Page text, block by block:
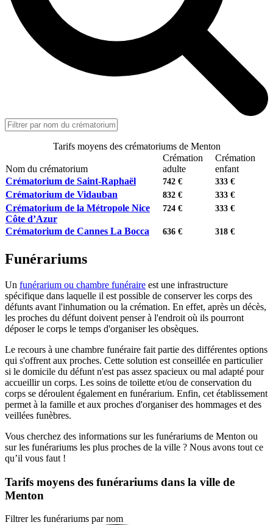
Tarifs moyens des crématoriums de Menton
Nom du crématorium
Crémation
adulte
Crémation
enfant
Crématorium de Saint-Raphaël
742 € 333 €
Crématorium de Vidauban 832 € 333 €
Crématorium de la Métropole Nice
Côte d’Azur
724 € 333 €
Crématorium de Cannes La Bocca 636 € 318 €
Funérariums
Un funérarium ou chambre funéraire est une infrastructure
spécifique dans laquelle il est possible de conserver les corps des
défunts avant l'inhumation ou la crémation. En effet, après un décès,
les proches du défunt doivent penser à l'endroit où ils pourront
déposer le corps le temps d'organiser les obsèques.
Le recours à une chambre funéraire fait partie des différentes options
qui s'offrent aux proches. Cette solution est conseillée en particulier
si le domicile du défunt n'est pas assez spacieux ou mal adapté pour
accueillir un corps. Les soins de toilette et/ou de conservation du
corps se déroulent également en funérarium. Enfin, cet établissement
permet à la famille et aux proches d'organiser des hommages et des
veillées funèbres.
Vous cherchez des informations sur les funérariums de Menton ou
sur les funérariums les plus proches de la ville ? Nous avons tout ce
qu’il vous faut !
Tarifs moyens des funérariums dans la ville de
Menton
Filtrer les funérariums par nom